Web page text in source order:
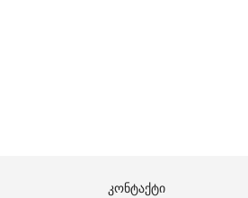
ᲙᲝᲜᲢᲐᲥᲢᲘ